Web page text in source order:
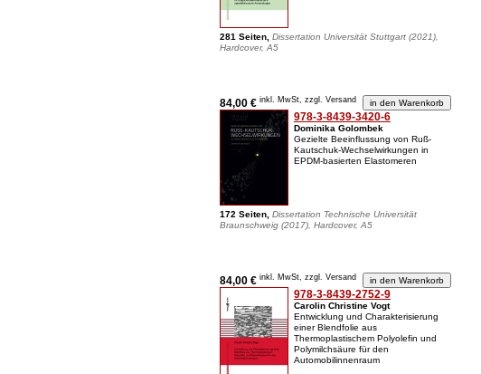
281 Seiten, Dissertation Universität Stuttgart (2021),
Hardcover, A5
84,00 € inkl. MwSt, zzgl. Versand
978-3-8439-3420-6
Dominika Golombek
Gezielte Beeinflussung von Ruß-
Kautschuk-Wechselwirkungen in
EPDM-basierten Elastomeren
172 Seiten, Dissertation Technische Universität
Braunschweig (2017), Hardcover, A5
84,00 € inkl. MwSt, zzgl. Versand
978-3-8439-2752-9
Carolin Christine Vogt
Entwicklung und Charakterisierung
einer Blendfolie aus
Thermoplastischem Polyolefin und
Polymilchsäure für den
Automobilinnenraum